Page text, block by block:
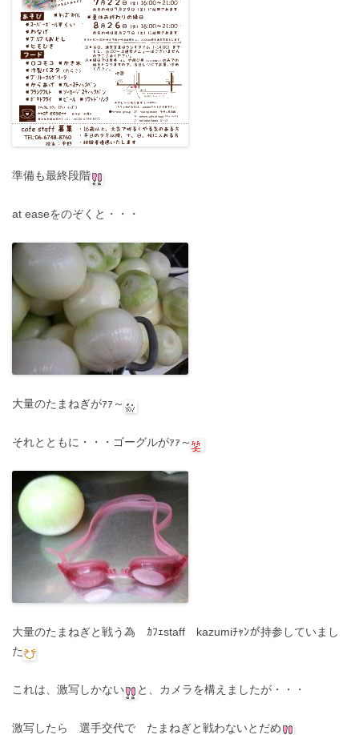
準備も最終段階
at easeをのぞくと・・・
大量のたまねぎがｧｧ～
それとともに・・・ゴーグルがｧｧ～
大量のたまねぎと戦う為 ｶﾌｪstaff kazumiﾁｬﾝが持参していまし
た
これは、激写しかない と、カメラを構えましたが・・・
激写したら 選手交代で たまねぎと戦わないとだめ